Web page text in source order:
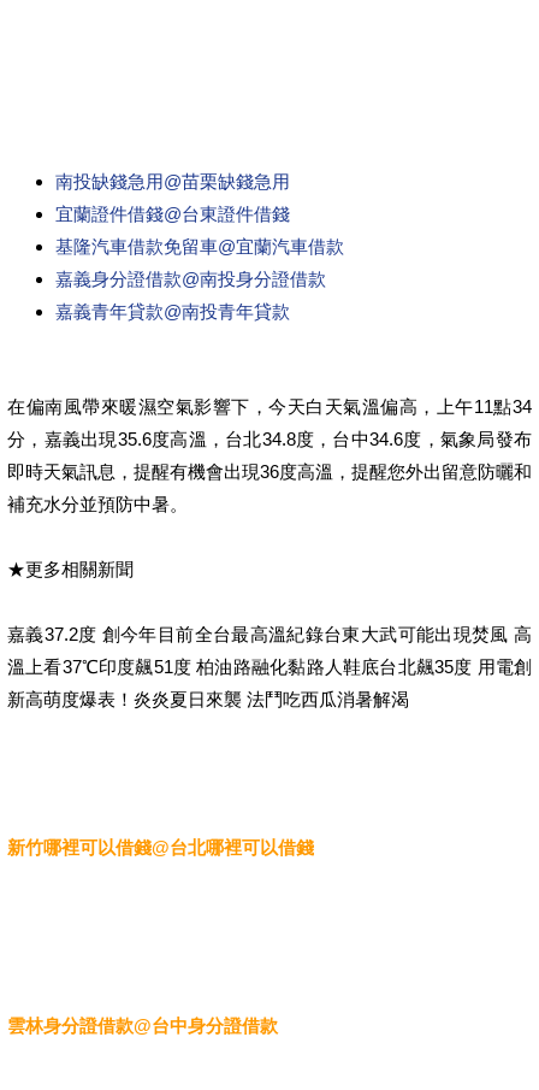
南投缺錢急用@苗栗缺錢急用
宜蘭證件借錢@台東證件借錢
基隆汽車借款免留車@宜蘭汽車借款
嘉義身分證借款@南投身分證借款
嘉義青年貸款@南投青年貸款
在偏南風帶來暖濕空氣影響下，今天白天氣溫偏高，上午11點34
分，嘉義出現35.6度高溫，台北34.8度，台中34.6度，氣象局發布
即時天氣訊息，提醒有機會出現36度高溫，提醒您外出留意防曬和
補充水分並預防中暑。
★更多相關新聞
嘉義37.2度 創今年目前全台最高溫紀錄台東大武可能出現焚風 高
溫上看37℃印度飆51度 柏油路融化黏路人鞋底台北飆35度 用電創
新高萌度爆表！炎炎夏日來襲 法鬥吃西瓜消暑解渴
新竹哪裡可以借錢@台北哪裡可以借錢
雲林身分證借款@台中身分證借款